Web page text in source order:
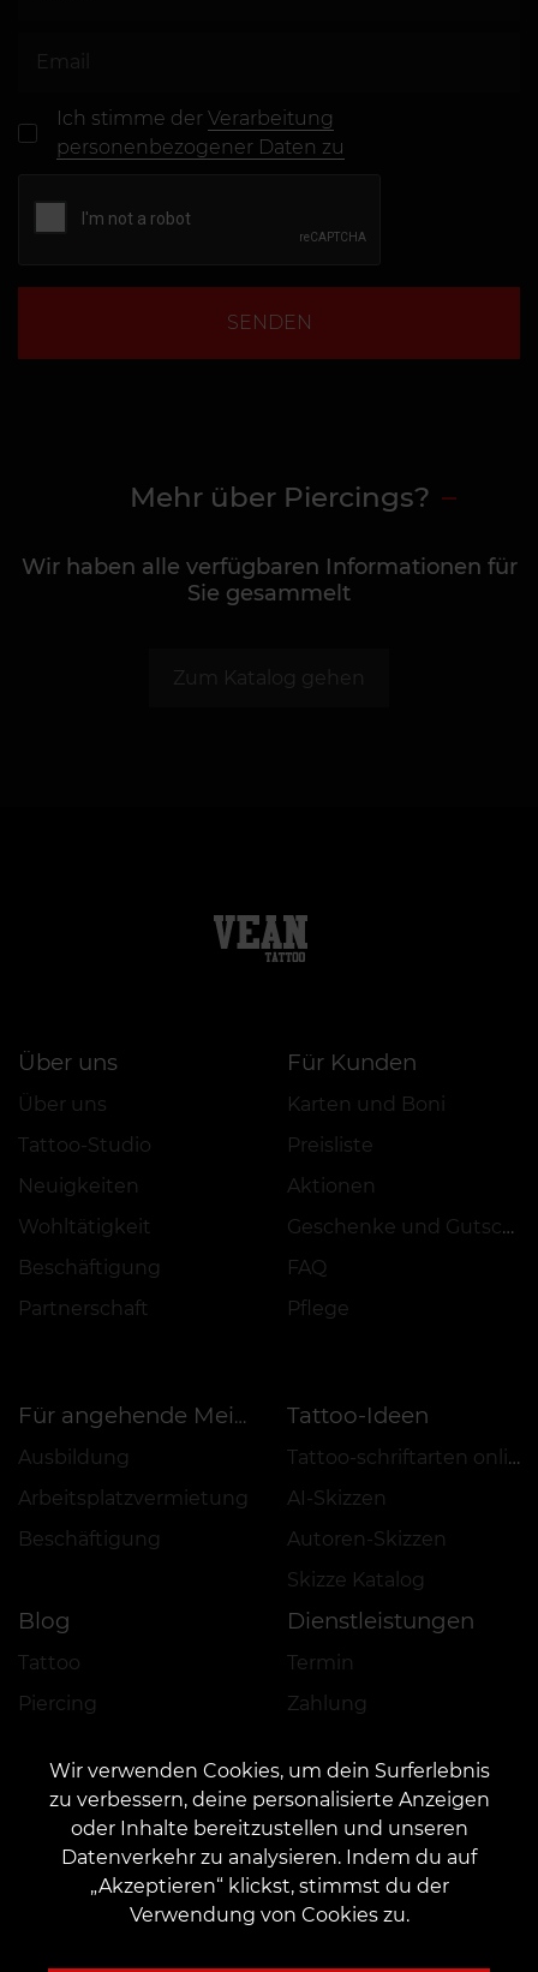
Ich stimme derVerarbeitung
personenbezogener Daten zu
SENDEN
Mehr über Piercings?
Wir haben alle verfügbaren Informationen für
Sie gesammelt
Zum Katalog gehen
Über uns
Über uns
Tattoo-Studio
Neuigkeiten
Wohltätigkeit
Beschäftigung
Partnerschaft
Für Kunden
Karten und Boni
Preisliste
Aktionen
Geschenke und Gutscheine
FAQ
Pflege
Für angehende Meister
Ausbildung
Arbeitsplatzvermietung
Beschäftigung
Tattoo-Ideen
Tattoo-schriftarten online
AI-Skizzen
Autoren-Skizzen
Skizze Katalog
Blog
Tattoo
Piercing
Dienstleistungen
Termin
Zahlung
Feedback hinterlassen
Katalog
Tätowierer finden
Wichtiges
Wir verwenden Cookies, um dein Surferlebnis
zu verbessern, deine personalisierte Anzeigen
oder Inhalte bereitzustellen und unseren
Datenverkehr zu analysieren. Indem du auf
„Akzeptieren“ klickst, stimmst du der
Verwendung von Cookies zu.